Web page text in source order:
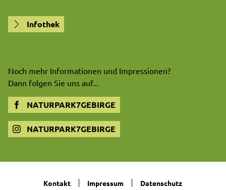
Infothek
Noch mehr Informationen und Impressionen?
Dann folgen Sie uns auf...
NATURPARK7GEBIRGE
NATURPARK7GEBIRGE
Kontakt Impressum Datenschutz